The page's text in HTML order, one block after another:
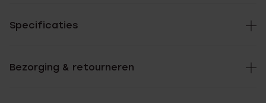
Specificaties
Bezorging & retourneren